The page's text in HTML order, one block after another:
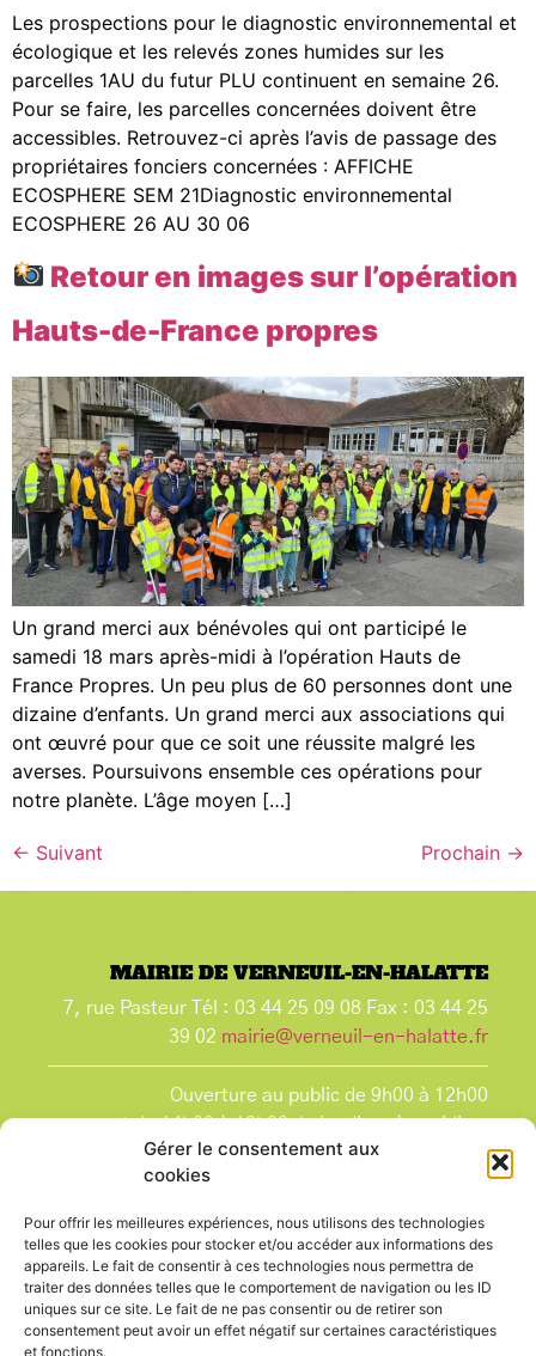
Gérer le consentement aux
cookies
Pour offrir les meilleures expériences, nous utilisons des technologies
telles que les cookies pour stocker et/ou accéder aux informations des
appareils. Le fait de consentir à ces technologies nous permettra de
traiter des données telles que le comportement de navigation ou les ID
uniques sur ce site. Le fait de ne pas consentir ou de retirer son
consentement peut avoir un effet négatif sur certaines caractéristiques
et fonctions.
Les prospections pour le diagnostic environnemental et
écologique et les relevés zones humides sur les
parcelles 1AU du futur PLU continuent en semaine 26.
Pour se faire, les parcelles concernées doivent être
accessibles. Retrouvez-ci après l’avis de passage des
propriétaires fonciers concernées : AFFICHE
ECOSPHERE SEM 21Diagnostic environnemental
ECOSPHERE 26 AU 30 06
Retour en images sur l’opération
Hauts-de-France propres
Un grand merci aux bénévoles qui ont participé le
samedi 18 mars après-midi à l’opération Hauts de
France Propres. Un peu plus de 60 personnes dont une
dizaine d’enfants. Un grand merci aux associations qui
ont œuvré pour que ce soit une réussite malgré les
averses. Poursuivons ensemble ces opérations pour
notre planète. L’âge moyen […]
← Suivant Prochain →
MAIRIE DE VERNEUIL-EN-HALATTE
7, rue Pasteur Tél : 03 44 25 09 08 Fax : 03 44 25
39 02 mairie@verneuil-en-halatte.fr
Ouverture au public de 9h00 à 12h00
et de 14h00 à 18h00 du lundi après-midi au
vendredi,
et le samedi de 9h00 à 12h00.
que les jours fériés.